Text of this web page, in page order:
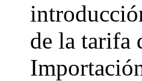
de la tarifa